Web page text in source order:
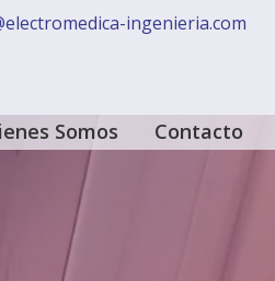
ingenieria.com
Somos Contacto